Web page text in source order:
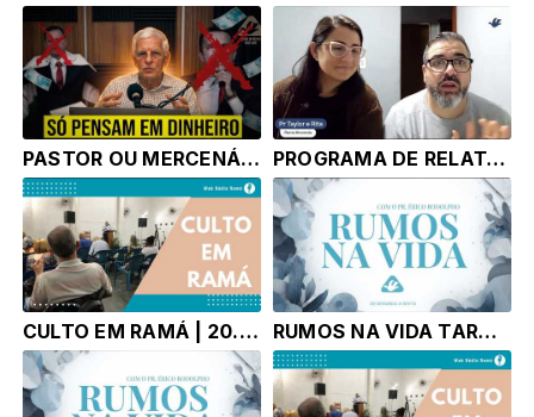
PASTOR OU MERCENÁRIO ? PROGRAMA DE RELATÓRIO RAMÁ SUL - 20.07.2026
CULTO EM RAMÁ | 20.07.26 | com Pr. ÉrIco Rodolpho Bussinguer RUMOS NA VIDA TARDE | 20.07.26 | Pr. Érico Rodolpho Bussinger